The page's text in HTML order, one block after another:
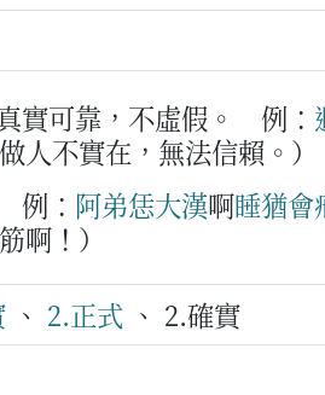
實可靠，不虛假。 例：
人不實在，無法信賴。）
例： 阿弟恁大漢啊睡猶會
啊！）
、 2.正式 、 2.確實